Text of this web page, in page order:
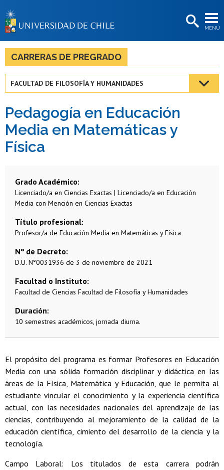
MENÚ
BIBLIOTECAS
LA UNIVERSIDAD
Estudiantes
Académicas/os
Funcionarias/os
CARRERAS DE PREGRADO
FACULTAD DE FILOSOFÍA Y HUMANIDADES
Pedagogía en Educación
Media en Matemáticas y
Física
Grado Académico
Licenciado/a en Ciencias Exactas | Licenciado/a en Educación
Media con Mención en Ciencias Exactas
Título profesional
Profesor/a de Educación Media en Matemáticas y Física
Nº de Decreto
D.U. N°0031936 de 3 de noviembre de 2021
Facultad o Instituto
Facultad de Ciencias Facultad de Filosofía y Humanidades
Duración
10 semestres académicos, jornada diurna.
El propósito del programa es formar Profesores en Educación
Media con una sólida formación disciplinar y didáctica en las
áreas de la Física, Matemática y Educación, que le permita al
estudiante vincular el conocimiento y la experiencia científica
actual, con las necesidades nacionales del aprendizaje de las
ciencias, contribuyendo al mejoramiento de la calidad de la
educación científica, cimiento del desarrollo de la ciencia y la
tecnología.
Campo Laboral: Los titulados de esta carrera podrán